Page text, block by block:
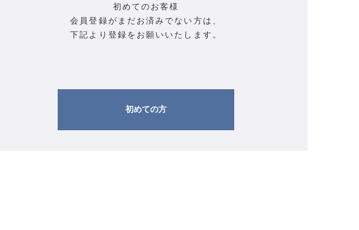
初めてのお客様
会員登録がまだお済みでない方は、
下記より登録をお願いいたします。
初めての方